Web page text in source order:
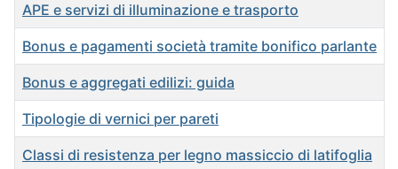
APE e servizi di illuminazione e trasporto
Bonus e pagamenti società tramite bonifico parlante
Bonus e aggregati edilizi: guida
Tipologie di vernici per pareti
Classi di resistenza per legno massiccio di latifoglia